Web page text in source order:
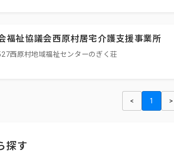
福祉協議会西原村居宅介護支援事業所
西原村地域福祉センターのぎく荘
< 1 >
探す